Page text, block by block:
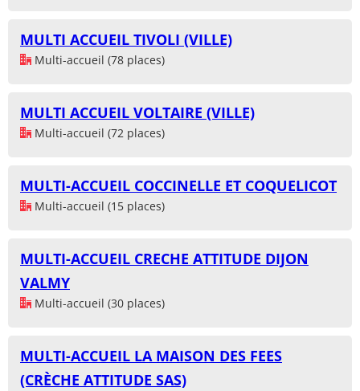
MULTI ACCUEIL TIVOLI (VILLE)
Multi-accueil (78 places)
MULTI ACCUEIL VOLTAIRE (VILLE)
Multi-accueil (72 places)
MULTI-ACCUEIL COCCINELLE ET COQUELICOT
Multi-accueil (15 places)
MULTI-ACCUEIL CRECHE ATTITUDE DIJON
VALMY
Multi-accueil (30 places)
MULTI-ACCUEIL LA MAISON DES FEES
(CRÈCHE ATTITUDE SAS)